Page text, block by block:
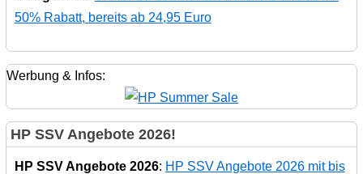
50% Rabatt, bereits ab 24,95 Euro
Werbung & Infos:
HP SSV Angebote 2026!
HP SSV Angebote 2026: HP SSV Angebote 2026 mit bis